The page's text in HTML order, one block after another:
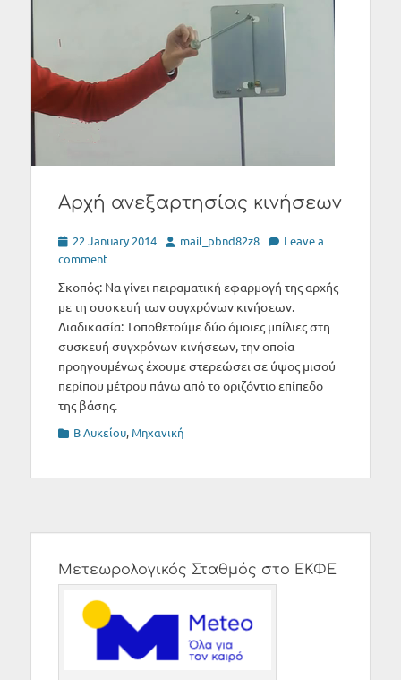
Αρχή ανεξαρτησίας κινήσεων
Posted
on
22 January 2014 Author
mail_pbnd82z8
Leave a
comment
Σκοπός: Να γίνει πειραματική εφαρμογή της αρχής
με τη συσκευή των συγχρόνων κινήσεων.
Διαδικασία: Tοποθετούμε δύο όμοιες μπίλιες στη
συσκευή συγχρόνων κινήσεων, την οποία
προηγουμένως έχουμε στερεώσει σε ύψος μισού
περίπου μέτρου πάνω από το οριζόντιο επίπεδο
της βάσης.
Categories
Β Λυκείου, Μηχανική
Μετεωρολογικός Σταθμός στο ΕΚΦΕ